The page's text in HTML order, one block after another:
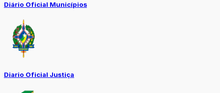
Diário Oficial Municípios
Diario Oficial Justiça